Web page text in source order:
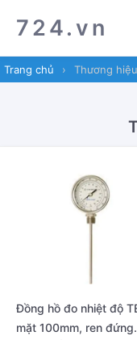
to
navigation
to
content
724.vn
Trang chủ › Thương hiệu
Đồng hồ đo nhiệt độ
mặt 100mm, ren đứng